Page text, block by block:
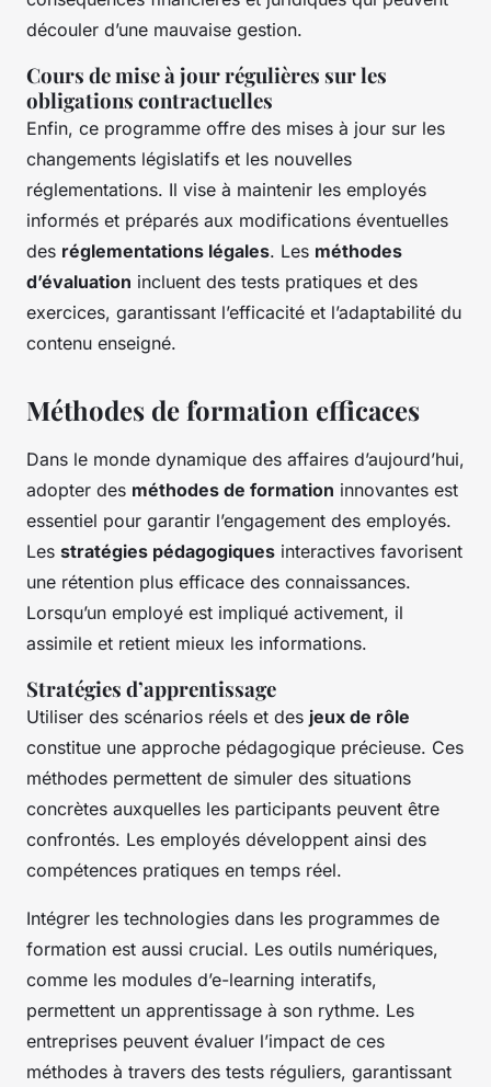
découler d’une mauvaise gestion.
Cours de mise à jour régulières sur les
obligations contractuelles
Enfin, ce programme offre des mises à jour sur les
changements législatifs et les nouvelles
réglementations. Il vise à maintenir les employés
informés et préparés aux modifications éventuelles
des réglementations légales. Les méthodes
d’évaluation incluent des tests pratiques et des
exercices, garantissant l’efficacité et l’adaptabilité du
contenu enseigné.
Méthodes de formation efficaces
Dans le monde dynamique des affaires d’aujourd’hui,
adopter des méthodes de formation innovantes est
essentiel pour garantir l’engagement des employés.
Les stratégies pédagogiques interactives favorisent
une rétention plus efficace des connaissances.
Lorsqu’un employé est impliqué activement, il
assimile et retient mieux les informations.
Stratégies d’apprentissage
Utiliser des scénarios réels et des jeux de rôle
constitue une approche pédagogique précieuse. Ces
méthodes permettent de simuler des situations
concrètes auxquelles les participants peuvent être
confrontés. Les employés développent ainsi des
compétences pratiques en temps réel.
Intégrer les technologies dans les programmes de
formation est aussi crucial. Les outils numériques,
comme les modules d’e-learning interatifs,
permettent un apprentissage à son rythme. Les
entreprises peuvent évaluer l’impact de ces
méthodes à travers des tests réguliers, garantissant